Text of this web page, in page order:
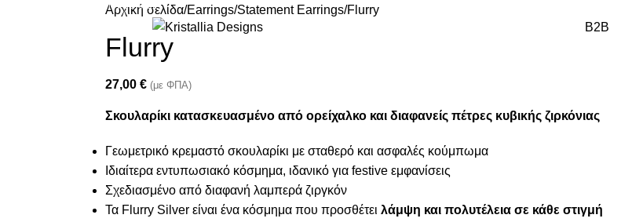
Join our newsletter and enjoy 10% Off
B2B
Αρχική σελίδα Earrings Statement Earrings Flurry
Flurry
27,00 € (με ΦΠΑ)
Σκουλαρίκι κατασκευασμένο από ορείχαλκο και διαφανείς πέτρες κυβικής ζιρκόνιας
Γεωμετρικό κρεμαστό σκουλαρίκι με σταθερό και ασφαλές κούμπωμα
Ιδιαίτερα εντυπωσιακό κόσμημα, ιδανικό για festive εμφανίσεις
Σχεδιασμένο από διαφανή λαμπερά ζιργκόν
Τα Flurry Silver είναι ένα κόσμημα που προσθέτει λάμψη και πολυτέλεια σε κάθε στιγμή